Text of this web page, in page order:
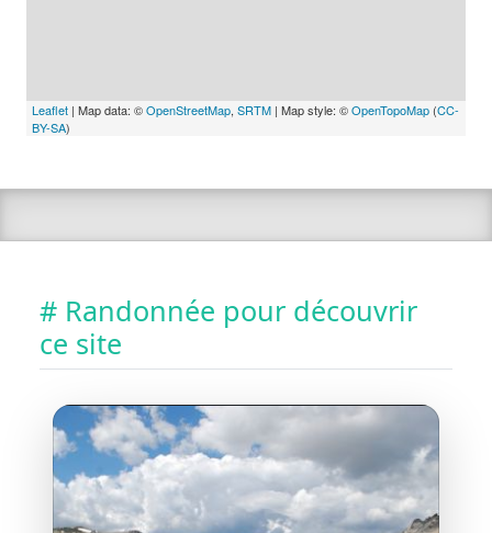
Leaflet | Map data: ©OpenStreetMap, SRTM | Map style: ©OpenTopoMap (CC-
BY-SA)
# Randonnée pour découvrir
ce site